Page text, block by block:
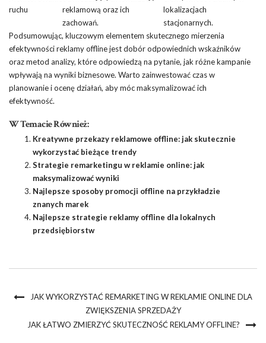
ruchu
reklamową oraz ich
zachowań.
lokalizacjach
stacjonarnych.
Podsumowując, kluczowym elementem skutecznego mierzenia
efektywności reklamy offline jest dobór odpowiednich wskaźników
oraz metod analizy, które odpowiedzą na pytanie, jak różne kampanie
wpływają na wyniki biznesowe. Warto zainwestować czas w
planowanie i ocenę działań, aby móc maksymalizować ich
efektywność.
W Temacie Również:
Kreatywne przekazy reklamowe offline: jak skutecznie
wykorzystać bieżące trendy
Strategie remarketingu w reklamie online: jak
maksymalizować wyniki
Najlepsze sposoby promocji offline na przykładzie
znanych marek
Najlepsze strategie reklamy offline dla lokalnych
przedsiębiorstw
JAK WYKORZYSTAĆ REMARKETING W REKLAMIE ONLINE DLA
ZWIĘKSZENIA SPRZEDAŻY
JAK ŁATWO ZMIERZYĆ SKUTECZNOŚĆ REKLAMY OFFLINE?